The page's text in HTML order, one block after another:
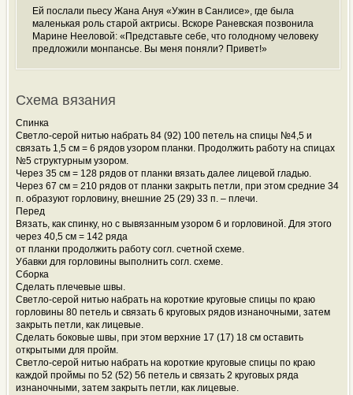
Ей послали пьесу Жана Ануя «Ужин в Санлисе», где была
маленькая роль старой актрисы. Вскоре Раневская позвонила
Марине Нееловой: «Представьте себе, что голодному человеку
предложили монпансье. Вы меня поняли? Привет!»
Схема вязания
Спинка
Светло-серой нитью набрать 84 (92) 100 петель на спицы №4,5 и
связать 1,5 см = 6 рядов узором планки. Продолжить работу на спицах
№5 структурным узором.
Через 35 см = 128 рядов от планки вязать далее лицевой гладью.
Через 67 см = 210 рядов от планки закрыть петли, при этом средние 34
п. образуют горловину, внешние 25 (29) 33 п. – плечи.
Перед
Вязать, как спинку, но с вывязанным узором 6 и горловиной. Для этого
через 40,5 см = 142 ряда
от планки продолжить работу согл. счетной схеме.
Убавки для горловины выполнить согл. схеме.
Сборка
Сделать плечевые швы.
Светло-серой нитью набрать на короткие круговые спицы по краю
горловины 80 петель и связать 6 круговых рядов изнаночными, затем
закрыть петли, как лицевые.
Сделать боковые швы, при этом верхние 17 (17) 18 см оставить
открытыми для пройм.
Светло-серой нитью набрать на короткие круговые спицы по краю
каждой проймы по 52 (52) 56 петель и связать 2 круговых ряда
изнаночными, затем закрыть петли, как лицевые.